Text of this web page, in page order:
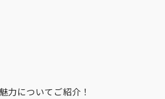
力についてご紹介！